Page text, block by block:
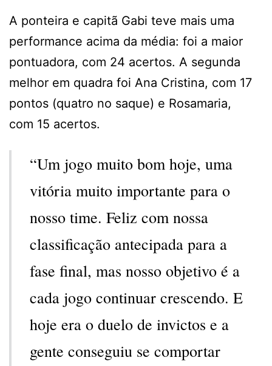
A ponteira e capitã Gabi teve mais uma
performance acima da média: foi a maior
pontuadora, com 24 acertos. A segunda
melhor em quadra foi Ana Cristina, com 17
pontos (quatro no saque) e Rosamaria,
com 15 acertos.
“Um jogo muito bom hoje, uma
vitória muito importante para o
nosso time. Feliz com nossa
classificação antecipada para a
fase final, mas nosso objetivo é a
cada jogo continuar crescendo. E
hoje era o duelo de invictos e a
gente conseguiu se comportar